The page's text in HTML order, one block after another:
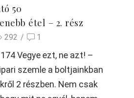
50
étel – 2. rész
292 / 1
Vegye ezt, ne azt! –
szemle a boltjainkban
2 részben. Nem csak